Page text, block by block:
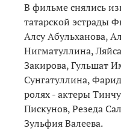
В фильме снялись
татарской эстрады
Алсу Абульханова,
Нигматуллина,
Закирова, Гульшат
Сунгатуллина,
ролях - актеры
Пискунов, Резеда
Зульфия Валеева.